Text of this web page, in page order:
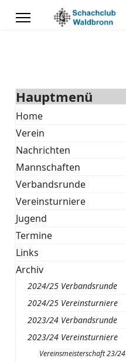
Hauptmenü
Home
Verein
Nachrichten
Mannschaften
Verbandsrunde
Vereinsturniere
Jugend
Termine
Links
Archiv
2024/25 Verbandsrunde
2024/25 Vereinsturniere
2023/24 Verbandsrunde
2023/24 Vereinsturniere
Vereinsmeisterschaft 23/24